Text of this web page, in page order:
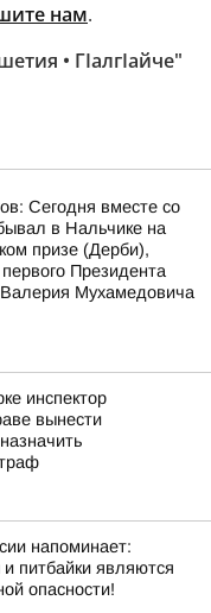
нам.
• ГIалгIайче"
Сегодня вместе со
в Нальчике на
призе (Дерби),
Президента
Мухамедовича
инспектор
вынести
напоминает:
питбайки являются
опасности!